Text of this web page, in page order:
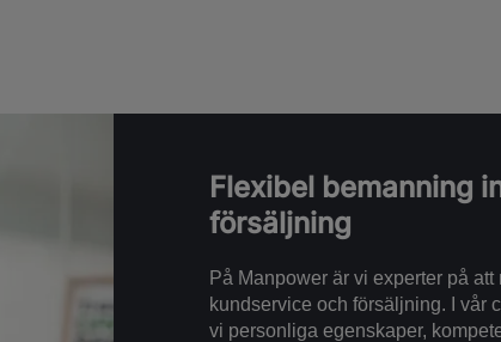
Flexibel bemanning
försäljning
På Manpower är vi experter på
kundservice och försäljning. I vår
vi personliga egenskaper,